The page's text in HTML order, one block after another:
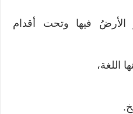
فيها وتحت أقدام
اللغة،